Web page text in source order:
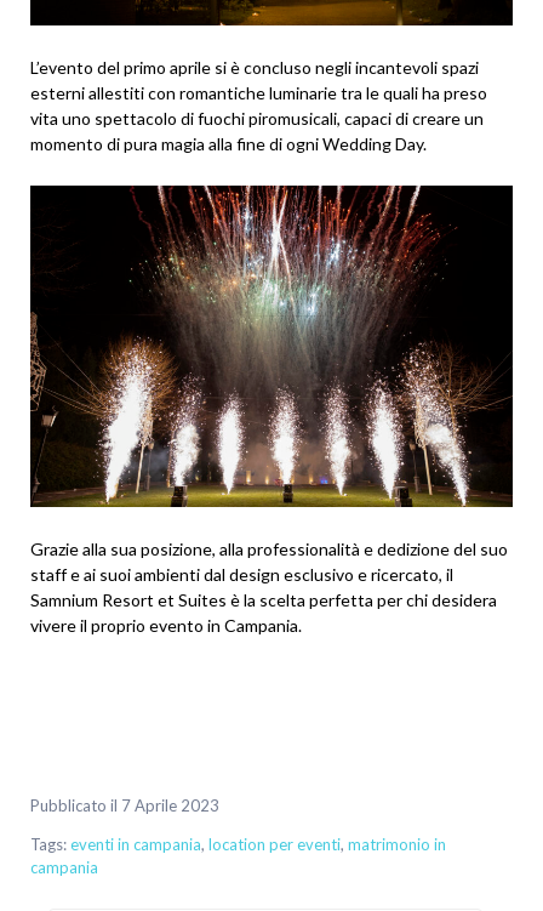
L’evento del primo aprile si è concluso negli incantevoli spazi
esterni allestiti con romantiche luminarie tra le quali ha preso
vita uno spettacolo di fuochi piromusicali, capaci di creare un
momento di pura magia alla fine di ogni Wedding Day.
Grazie alla sua posizione, alla professionalità e dedizione del suo
staff e ai suoi ambienti dal design esclusivo e ricercato, il
Samnium Resort et Suites è la scelta perfetta per chi desidera
vivere il proprio evento in Campania.
Pubblicato il 7 Aprile 2023
Tags:eventi in campania, location per eventi, matrimonio in
campania